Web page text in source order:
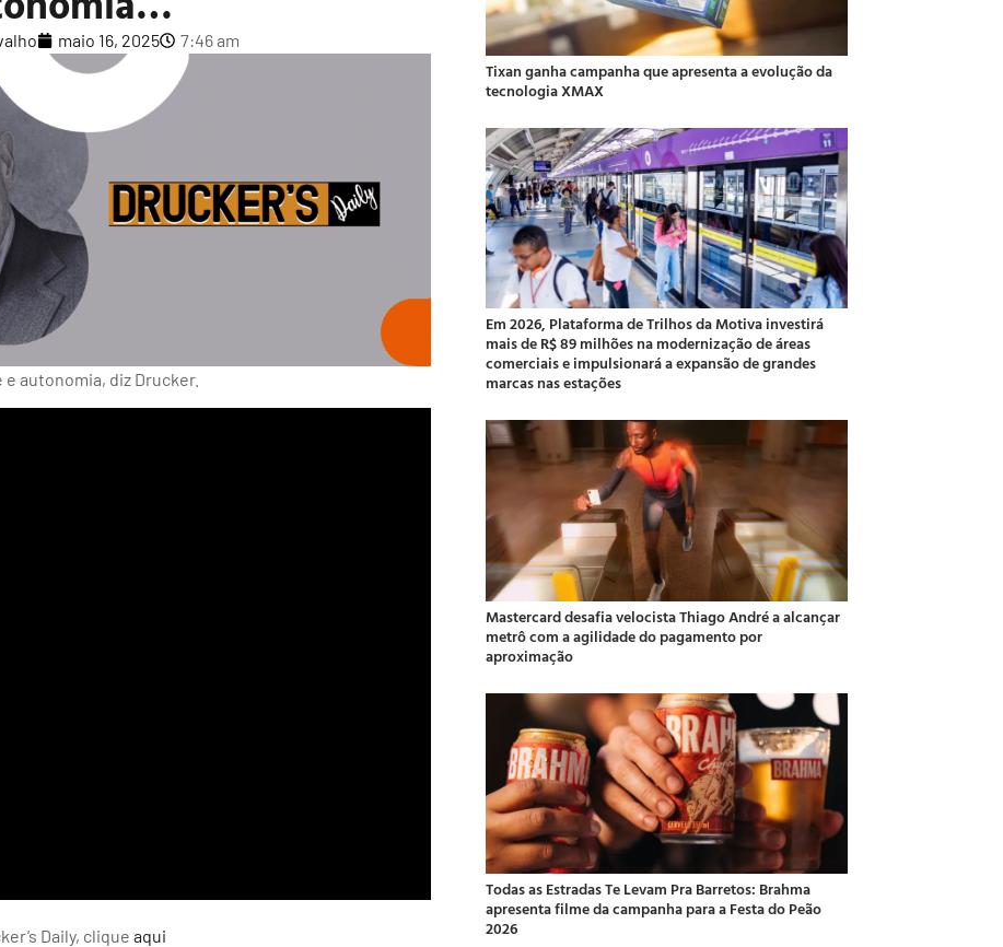
maio 16, 2025 7:46 am
autonomia, diz Drucker.
Daily, clique aqui
Tixan ganha campanha que apresenta a evolução da
tecnologia XMAX
Em 2026, Plataforma de Trilhos da Motiva investirá
mais de R$ 89 milhões na modernização de áreas
comerciais e impulsionará a expansão de grandes
marcas nas estações
Mastercard desafia velocista Thiago André a alcançar
metrô com a agilidade do pagamento por
aproximação
Todas as Estradas Te Levam Pra Barretos: Brahma
apresenta filme da campanha para a Festa do Peão
2026